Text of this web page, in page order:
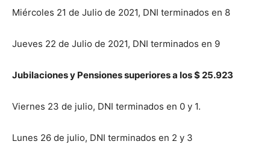
Miércoles 21 de Julio de 2021, DNI terminados en 8
Jueves 22 de Julio de 2021, DNI terminados en 9
Jubilaciones y Pensiones superiores a los $ 25.923
Viernes 23 de julio, DNI terminados en 0 y 1.
Lunes 26 de julio, DNI terminados en 2 y 3